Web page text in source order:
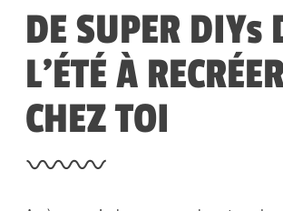
DE SUPER DIYs
L’ÉTÉ À
CHEZ TOI